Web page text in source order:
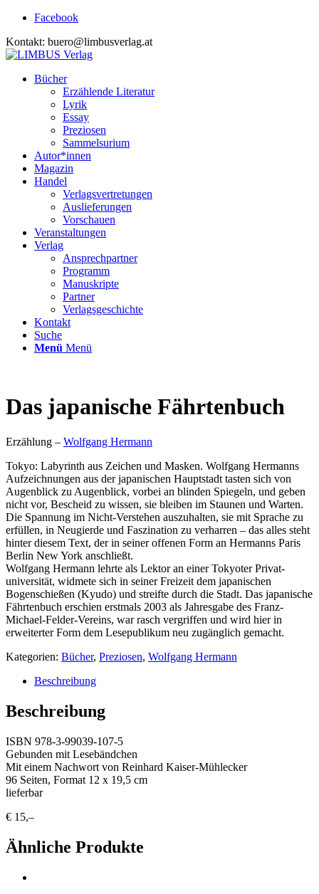
Facebook
Kontakt: buero@limbusverlag.at
Bücher
Erzählende Literatur
Lyrik
Essay
Preziosen
Sammelsurium
Autor*innen
Magazin
Handel
Verlagsvertretungen
Auslieferungen
Vorschauen
Veranstaltungen
Verlag
Ansprechpartner
Programm
Manuskripte
Partner
Verlagsgeschichte
Kontakt
Suche
Menü Menü
Das japanische Fährtenbuch
Erzählung – Wolfgang Hermann
Tokyo: Labyrinth aus Zeichen und Masken. Wolfgang Hermanns
Aufzeichnungen aus der japanischen Hauptstadt tasten sich von
Augenblick zu Augenblick, vorbei an blinden Spiegeln, und geben
nicht vor, Bescheid zu wissen, sie bleiben im Staunen und Warten.
Die Spannung im Nicht-Verstehen auszuhalten, sie mit Sprache zu
erfüllen, in Neugierde und Faszination zu verharren – das alles steht
hinter diesem Text, der in seiner offenen Form an Hermanns Paris
Berlin New York anschließt.
Wolfgang Hermann lehrte als Lektor an einer Tokyoter Privat-
universität, widmete sich in seiner Freizeit dem japanischen
Bogenschießen (Kyudo) und streifte durch die Stadt. Das japanische
Fährtenbuch erschien erstmals 2003 als Jahresgabe des Franz-
Michael-Felder-Vereins, war rasch vergriffen und wird hier in
erweiterter Form dem Lesepublikum neu zugänglich gemacht.
Kategorien: Bücher, Preziosen, Wolfgang Hermann
Beschreibung
Beschreibung
ISBN 978-3-99039-107-5
Gebunden mit Lesebändchen
Mit einem Nachwort von Reinhard Kaiser-Mühlecker
96 Seiten, Format 12 x 19,5 cm
lieferbar
€ 15,–
Ähnliche Produkte